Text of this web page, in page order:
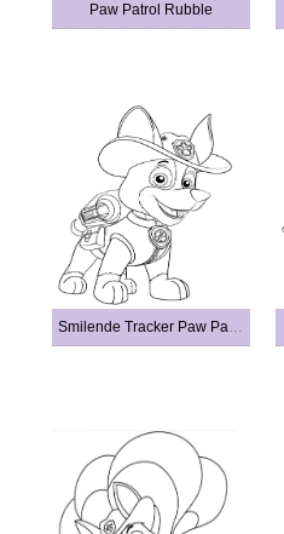
Paw Patrol Rubble
Smilende Tracker Paw Patrol